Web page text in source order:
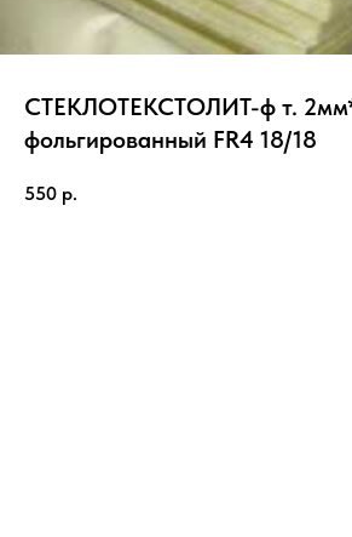
СТЕКЛОТЕКСТОЛИТ-ф т.
фольгированный FR4 18/18
550 р.